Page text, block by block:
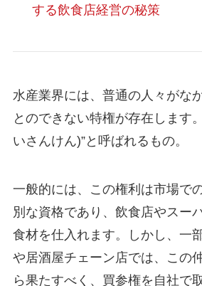
する飲食店経営の秘策
水産業界には、普通の人々がな
とのできない特権が存在します
いさんけん)”と呼ばれるもの。
一般的には、この権利は市場で
別な資格であり、飲食店やスー
食材を仕入れます。しかし、一
や居酒屋チェーン店では、この
ら果たすべく、買参権を自社で